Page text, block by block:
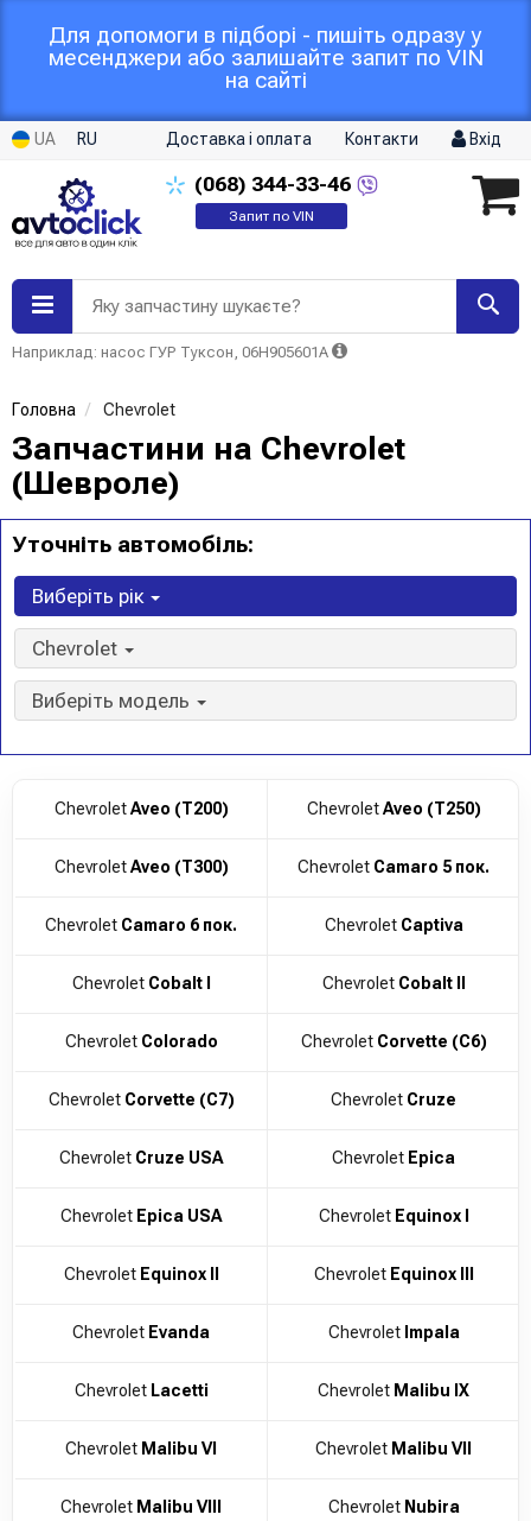
Для допомоги в підборі - пишіть одразу у
месенджери або залишайте запит по VIN
на сайті
UA RU Доставка і оплата Контакти Вхід
(068) 344-33-46
Запит по VIN
Яку запчастину шукаєте?
Наприклад: насос ГУР Туксон, 06H905601A
Головна Chevrolet
Запчастини на Chevrolet
(Шевроле)
Уточніть автомобіль:
Виберіть рік
Chevrolet
Виберіть модель
Chevrolet Aveo (T200) Chevrolet Aveo (T250)
Chevrolet Aveo (T300) Chevrolet Camaro 5 пок.
Chevrolet Camaro 6 пок. Chevrolet Captiva
Chevrolet Cobalt I Chevrolet Cobalt II
Chevrolet Colorado Chevrolet Corvette (C6)
Chevrolet Corvette (C7) Chevrolet Cruze
Chevrolet Cruze USA Chevrolet Epica
Chevrolet Epica USA Chevrolet Equinox I
Chevrolet Equinox II Chevrolet Equinox III
Chevrolet Evanda Chevrolet Impala
Chevrolet Lacetti Chevrolet Malibu IX
Chevrolet Malibu VI Chevrolet Malibu VII
Chevrolet Malibu VIII Chevrolet Nubira